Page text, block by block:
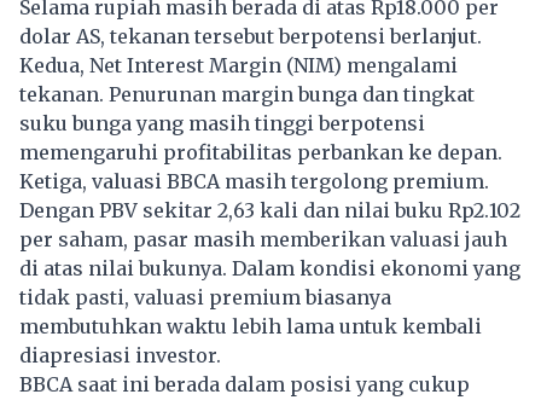
Selama rupiah masih berada di atas Rp18.000 per
dolar AS, tekanan tersebut berpotensi berlanjut.
Kedua, Net Interest Margin (NIM) mengalami
tekanan. Penurunan margin bunga dan tingkat
suku bunga yang masih tinggi berpotensi
memengaruhi profitabilitas perbankan ke depan.
Ketiga, valuasi BBCA masih tergolong premium.
Dengan PBV sekitar 2,63 kali dan nilai buku Rp2.102
per saham, pasar masih memberikan valuasi jauh
di atas nilai bukunya. Dalam kondisi ekonomi yang
tidak pasti, valuasi premium biasanya
membutuhkan waktu lebih lama untuk kembali
diapresiasi investor.
BBCA saat ini berada dalam posisi yang cukup